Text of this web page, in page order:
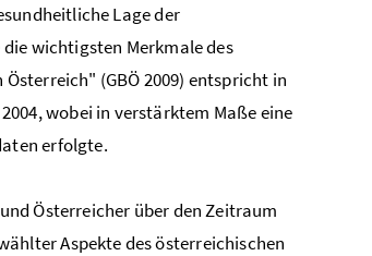
Lage der
wichtigsten Merkmale des
(GBÖ 2009) entspricht in
wobei in verstärktem Maße eine
erfolgte.
Österreicher über den Zeitraum
Aspekte des österreichischen